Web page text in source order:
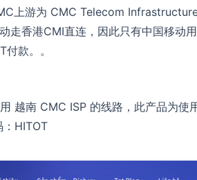
上游为 CMC Telecom
走香港CMI直连，因此只有中国移动
款。 。
越南 CMC ISP 的线路，此产品为使
：HITOT